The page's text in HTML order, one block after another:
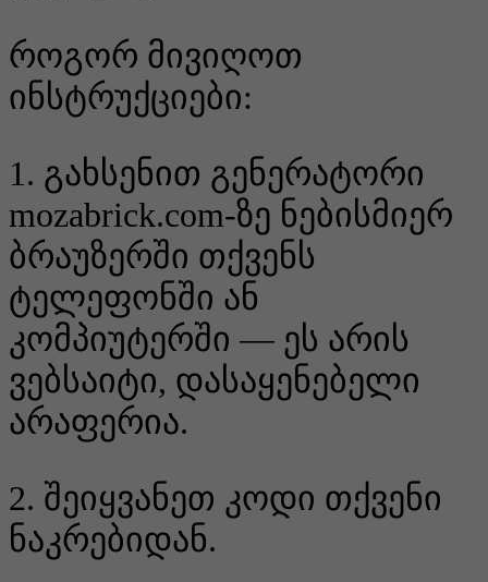
როგორ მივიღოთ
ინსტრუქციები:
1. გახსენით გენერატორი
mozabrick.com-ზე ნებისმიერ
ბრაუზერში თქვენს
ტელეფონში ან
კომპიუტერში — ეს არის
ვებსაიტი, დასაყენებელი
არაფერია.
2. შეიყვანეთ კოდი თქვენი
ნაკრებიდან.